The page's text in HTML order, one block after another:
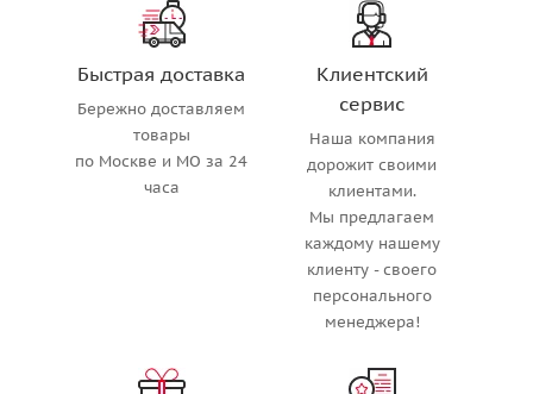
Быстрая доставка
Бережно доставляем
товары
по Москве и МО за 24
часа
Клиентский
сервис
Наша компания
дорожит своими
клиентами.
Мы предлагаем
каждому нашему
клиенту - своего
персонального
менеджера!